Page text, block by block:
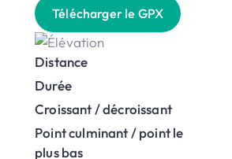
Télécharger le GPX
Distance
Durée
Croissant / décroissant
Point culminant / point le
plus bas